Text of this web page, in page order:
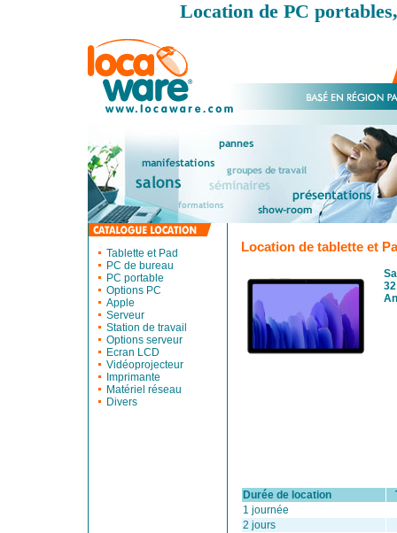
Location de PC
Tablette et Pad
PC de bureau
PC portable
Options PC
Apple
Serveur
Station de travail
Options serveur
Ecran LCD
Vidéoprojecteur
Imprimante
Matériel réseau
Divers
Location de tablette et
Durée de location
1 journée
2 jours